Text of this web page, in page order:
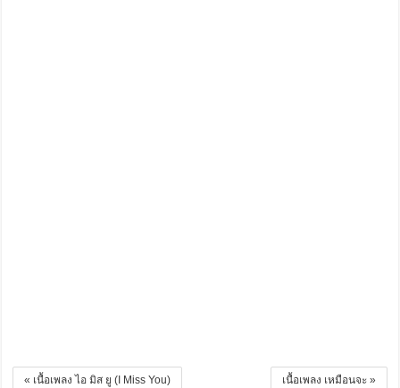
เนื้อเพลง เหมือนจะ »
« เนื้อเพลง ไอ มิส ยู (I Miss You)